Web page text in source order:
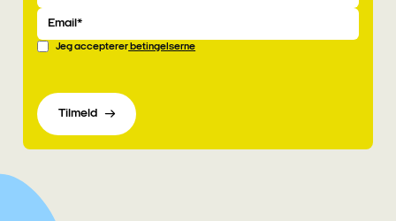
Jeg accepterer betingelserne
Tilmeld